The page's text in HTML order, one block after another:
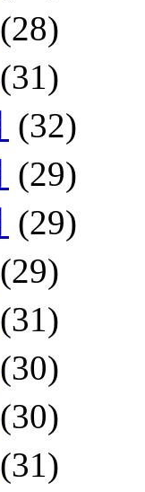
(28)
(31)
(32)
(29)
(29)
(29)
(31)
(30)
(30)
(31)